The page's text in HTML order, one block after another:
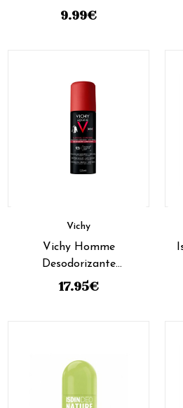
9.99€
Vichy
Vichy Homme
Desodorizante
Antitranspirante Clinical
17.95€